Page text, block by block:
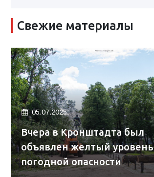
Свежие материалы
05.07.2025.
Вчера в Кронштадта был
объявлен желтый уровень
погодной опасности